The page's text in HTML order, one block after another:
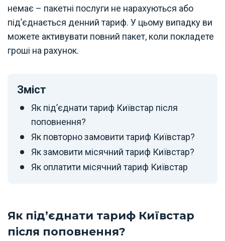
немає – пакетні послуги не нарахуються або
під’єднається денний тариф. У цьому випадку ви
можете активувати повний пакет, коли покладете
гроші на рахунок.
Зміст
Як під’єднати тариф Київстар після
поповнення?
Як повторно замовити тариф Київстар?
Як замовити місячний тариф Київстар?
Як оплатити місячний тариф Київстар
Як під’єднати тариф Київстар
після поповнення?